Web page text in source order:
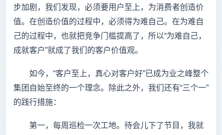
步加剧，我们发现，必须要用户至上，为消费者创造价
值。在创造价值的过程中，必须得为难自己。在为难自
己的过程中，也就把竞争门槛提高了，所以“为难自己，
成就客户”就成了我们的客户价值观。
如今，“客户至上，真心对客户好”已成为业之峰整个
集团自始至终的一个理念。除此之外，我们还有“三个一”
的践行措施：
第一，每周巡检一次工地。待会儿下了节目，我就